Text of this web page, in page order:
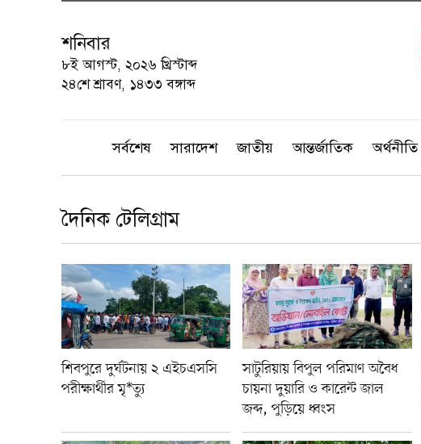
শনিবার
৮ই আগস্ট, ২০২৬ খ্রিস্টাব্দ
২৪শে শ্রাবণ, ১৪৩৩ বঙ্গাব্দ
সর্বশেষ সারাদেশ জাতীয় আন্তর্জাতিক অর্থনীতি
দৈনিক টেলিগ্রাম
শিবপুরে দুর্ঘটনায় ২ এইচএসসি
পরীক্ষার্থীর মৃ*ত্যু
সাটুরিয়ায় বিপুল পরিমাণ অবৈধ
চায়না দুয়ারি ও কারেন্ট জাল
জব্দ, পুড়িয়ে ধ্বংস